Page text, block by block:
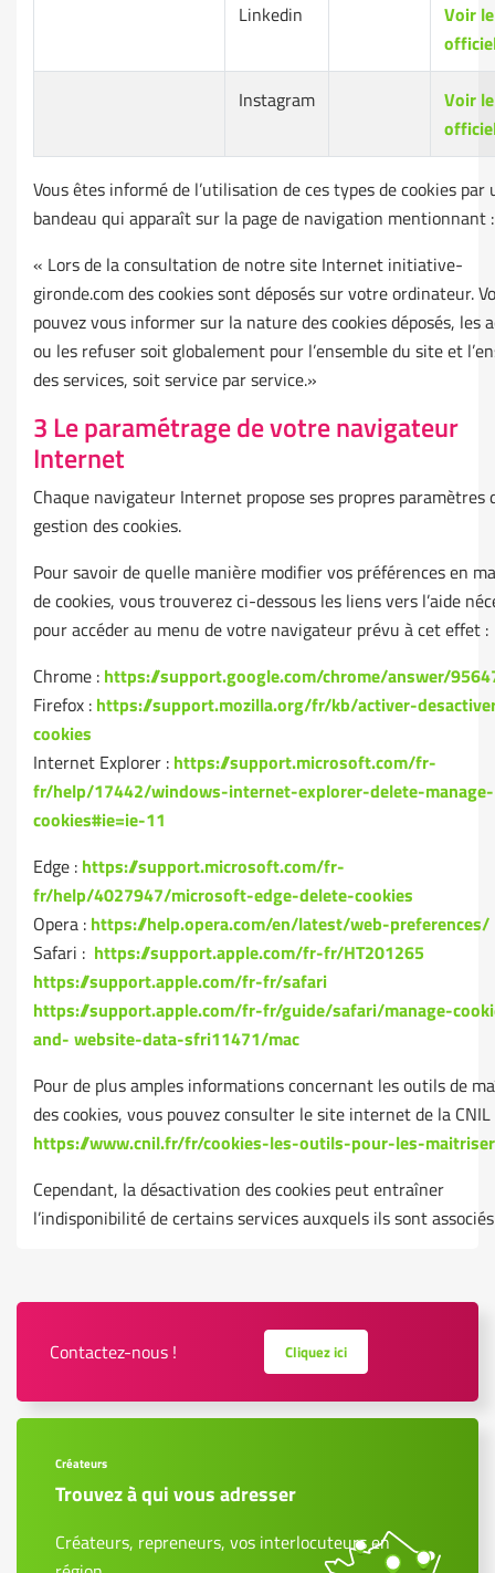
Linkedin
Voir
Instagram
Voir
Vous êtes informé de l’utilisation de ces types de cookies par
bandeau qui apparaît sur la page de navigation mentionnant :
« Lors de la consultation de notre site Internet initiative-
gironde.com des cookies sont déposés sur votre ordinateur.
pouvez vous informer sur la nature des cookies déposés, les
ou les refuser soit globalement pour l’ensemble du site et
des services, soit service par service.»
3 Le paramétrage de votre navigateur
Internet
Chaque navigateur Internet propose ses propres paramètres
gestion des cookies.
Pour savoir de quelle manière modifier vos préférences en
de cookies, vous trouverez ci-dessous les liens vers l’aide
pour accéder au menu de votre navigateur prévu à cet effet :
Chrome : https://support.google.com/chrome/answer/
Firefox : https://support.mozilla.org/fr/kb/activer-
cookies
Internet Explorer : https://support.microsoft.com/fr-
fr/help/17442/windows-internet-explorer-delete-manage-
cookies#ie=ie-11
Edge : https://support.microsoft.com/fr-
fr/help/4027947/microsoft-edge-delete-cookies
Opera : https://help.opera.com/en/latest/web-preferences/
Safari : https://support.apple.com/fr-fr/HT201265
https://support.apple.com/fr-fr/safari
https://support.apple.com/fr-fr/guide/safari/manage-
and- website-data-sfri11471/mac
Pour de plus amples informations concernant les outils de
des cookies, vous pouvez consulter le site internet de la CNIL
https://www.cnil.fr/fr/cookies-les-outils-pour-les-maitriser
Cependant, la désactivation des cookies peut entraîner
l’indisponibilité de certains services auxquels ils sont
Contactez-nous ! Cliquez ici
Créateurs
Trouvez à qui vous adresser
Créateurs, repreneurs, vos interlocuteurs en